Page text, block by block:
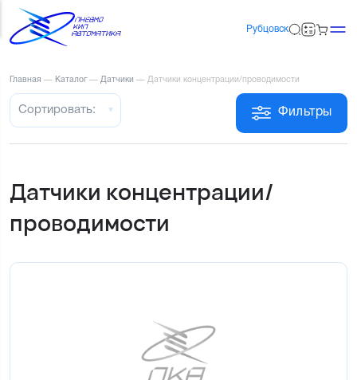
Рубцовск
Главная — Каталог — Датчики — Датчики концентрации/проводимости
Фильтры
Сортировать:
Датчики концентрации/
проводимости